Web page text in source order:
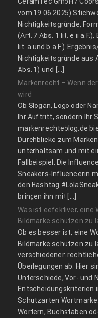
vom 19.06.2025)
Nichtigkeitsgründe,
(Art. 7 Abs. 1 lit. e ii
lit. a und b a.F.).
Nichtigkeitsgründe aus
Abs. 1) und […]
Markenrecht – Wenn
wird
Ob Slogan, Logo oder
Ihr Auftritt, sondern Ihr
markenrechteblog.de
Durchblicke zum
unterhaltsam und mit
Fallbeispiel: Die
Sneakers-Influencerin
den Hashtag
bringen ihn mit […]
Was ist eefektiver, eine
Bildmarke schützen zu
Ob es besser ist, eine
Bildmarke schützen zu
verschiedenen
Überlegungen ab. Hier
Unterschiede, Vor- und
Entscheidungskriterien
Schutzarten
Wörtern, Buchstaben